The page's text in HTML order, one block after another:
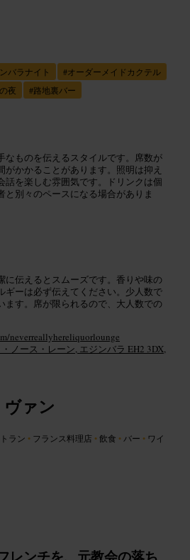
バラナイト #オーダーメイドカクテル
夜 #路地裏バー
なものを伝えるスタイルです。席数が
がかかることがあります。照明は抑え
話を楽しむ雰囲気です。ドリンクは個
と別々のペースになる場合がありま
に伝えるとスムーズです。香りや味の
ギーは必ず伝えてください。少人数で
ます。席が限られるので、大人数での
neverreallyhereliquorlounge
ノース・レーン, エジンバラ EH2 3DX,
ァン
ラン • フランス料理店 • 飲食 • バー • ワイ
レンチを、元教会の落ち